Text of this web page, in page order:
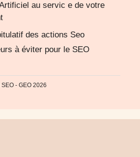
au servic e de votre
des actions Seo
à éviter pour le SEO
- GEO 2026